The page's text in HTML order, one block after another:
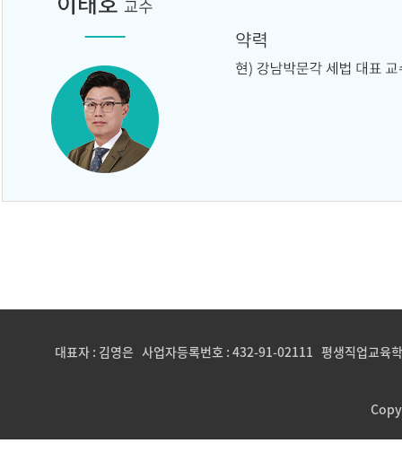
대표자 : 김영은 사업자등록번호 : 432-91-02111 평생직업교육